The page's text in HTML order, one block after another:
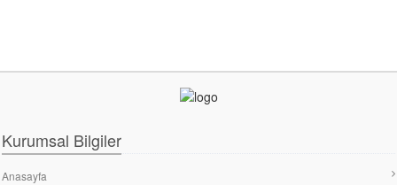
Kurumsal Bilgiler
Anasayfa